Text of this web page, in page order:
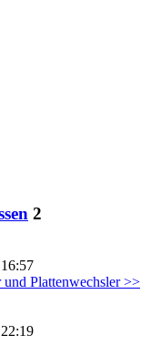
2
Plattenwechsler >>